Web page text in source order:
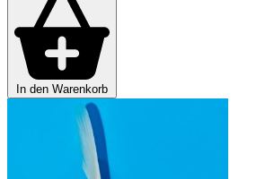
In den Warenkorb